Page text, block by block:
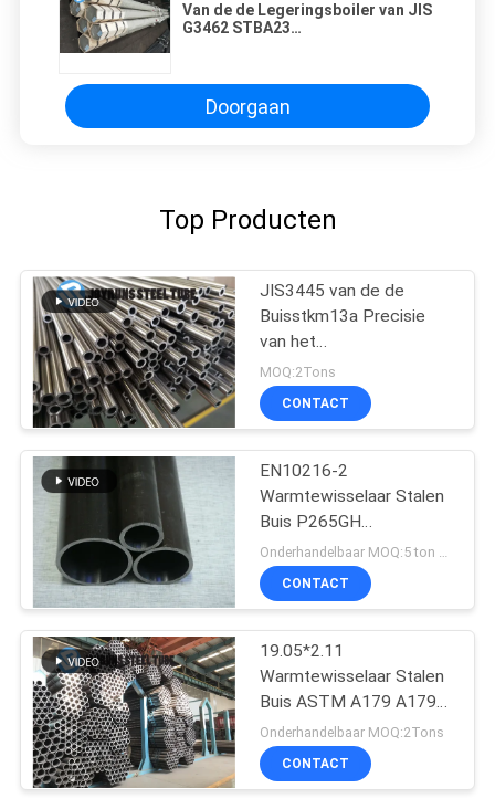
Van de de Legeringsboiler van JIS
G3462 STBA23
Doorgaan
Top Producten
JIS3445 van de de
Buisstkm13a Precisie
van het
Warmtewisselaarstaal
Koudgetrokken Naadloze
het Roestvrije staalbuis
MOQ:2Tons
CONTACT
EN10216-2
Warmtewisselaar Stalen
Buis P265GH
Koudtrekken
CONTACT
19.05*2.11
Warmtewisselaar Stalen
Buis ASTM A179 A179M
19
Onderhandelbaar MOQ:2Tons
CONTACT